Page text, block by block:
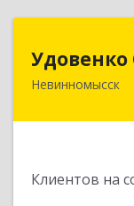
Удовенко
Невинномысск
Клиентов на
357 100,